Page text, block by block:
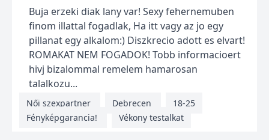
Buja erzeki diak lany var! Sexy fehernemuben
finom illattal fogadlak, Ha itt vagy az jo egy
pillanat egy alkalom:) Diszkrecio adott es elvart!
ROMAKAT NEM FOGADOK! Tobb informacioert
hivj bizalommal remelem hamarosan
talalkozu...
Női szexpartner Debrecen
18-25
Fényképgarancia!
Vékony testalkat